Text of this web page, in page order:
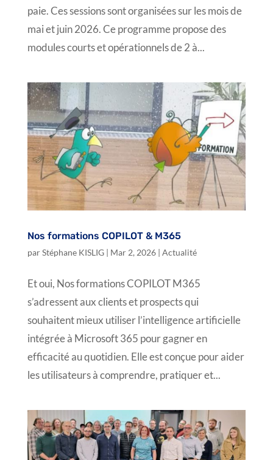
paie. Ces sessions sont organisées sur les mois de
mai et juin 2026. Ce programme propose des
modules courts et opérationnels de 2 à...
Nos formations COPILOT & M365
parStéphane KISLIG| Mar 2, 2026| Actualité
Et oui, Nos formations COPILOT M365
s’adressent aux clients et prospects qui
souhaitent mieux utiliser l’intelligence artificielle
intégrée à Microsoft 365 pour gagner en
efficacité au quotidien. Elle est conçue pour aider
les utilisateurs à comprendre, pratiquer et...